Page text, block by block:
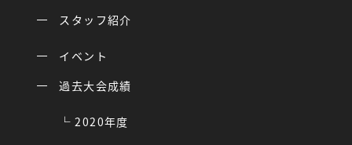
スタッフ紹介
イベント
過去大会成績
2020年度